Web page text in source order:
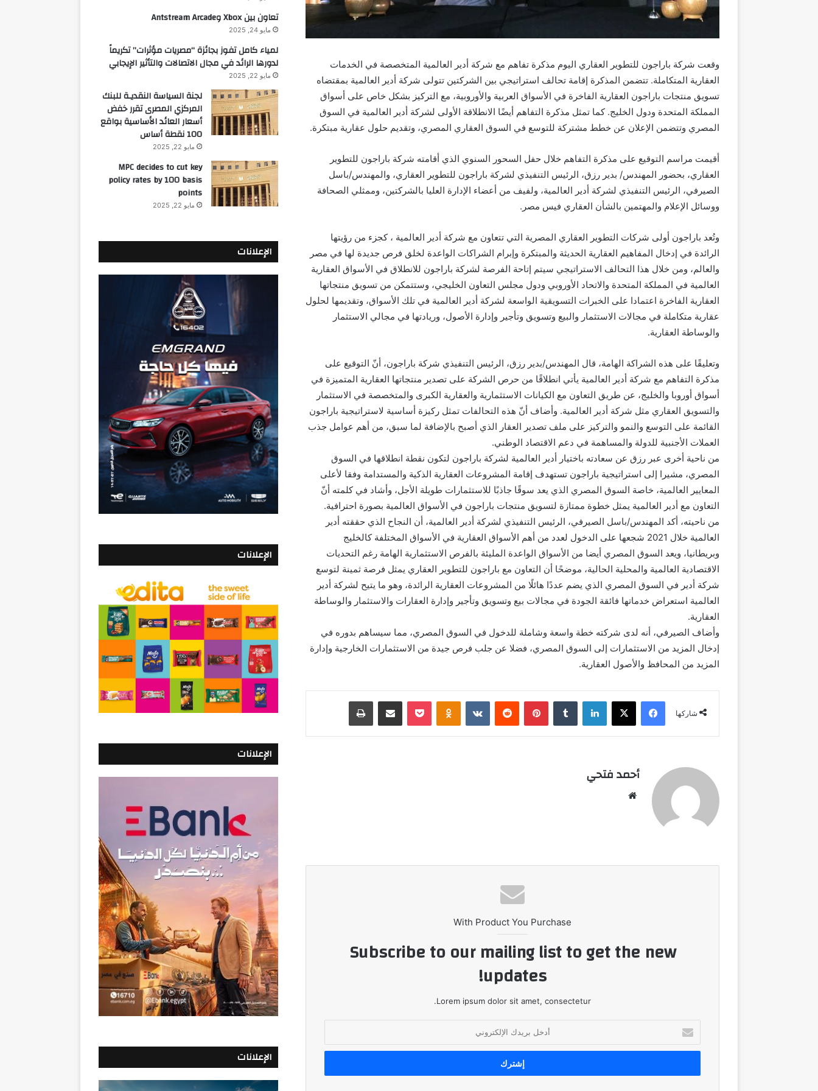
وقعت شركة باراجون للتطوير العقاري اليوم مذكرة تفاهم مع شركة أدير العالمية المتخصصة في الخدمات
العقارية المتكاملة. تتضمن المذكرة إقامة تحالف استراتيجي بين الشركتين تتولى شركة أدير العالمية بمقتضاه
تسويق منتجات باراجون العقارية الفاخرة في الأسواق العربية والأوروبية، مع التركيز بشكل خاص على أسواق
المملكة المتحدة ودول الخليج. كما تمثل مذكرة التفاهم أيضًا الانطلاقة الأولى لشركة أدير العالمية في السوق
المصري وتتضمن الإعلان عن خطط مشتركة للتوسع في السوق العقاري المصري، وتقديم حلول عقارية مبتكرة.
أقيمت مراسم التوقيع على مذكرة التفاهم خلال حفل السحور السنوي الذي أقامته شركة باراجون للتطوير
العقاري، بحضور المهندس/ بدير رزق، الرئيس التنفيذي لشركة باراجون للتطوير العقاري، والمهندس/باسل
الصيرفي، الرئيس التنفيذي لشركة أدير العالمية، ولفيف من أعضاء الإدارة العليا بالشركتين، وممثلي الصحافة
ووسائل الإعلام والمهتمين بالشأن العقاري فيس مصر.
وتُعد باراجون أولى شركات التطوير العقاري المصرية التي تتعاون مع شركة أدير العالمية ، كجزء من رؤيتها
الرائدة في إدخال المفاهيم العقارية الحديثة والمبتكرة وإبرام الشراكات الواعدة لخلق فرص جديدة لها في مصر
والعالم، ومن خلال هذا التحالف الاستراتيجي سيتم إتاحة الفرصة لشركة باراجون للانطلاق في الأسواق العقارية
العالمية في المملكة المتحدة والاتحاد الأوروبي ودول مجلس التعاون الخليجي، وستتمكن من تسويق منتجاتها
العقارية الفاخرة اعتمادا على الخبرات التسويقية الواسعة لشركة أدير العالمية في تلك الأسواق، وتقديمها لحلول
عقارية متكاملة في مجالات الاستثمار والبيع وتسويق وتأجير وإدارة الأصول، وريادتها في مجالي الاستثمار
والوساطة العقارية.
وتعليقًا على هذه الشراكة الهامة، قال المهندس/بدير رزق، الرئيس التنفيذي شركة باراجون، أنّ التوقيع على
مذكرة التفاهم مع شركة أدير العالمية يأتي انطلاقًا من حرص الشركة على تصدير منتجاتها العقارية المتميزة في
أسواق أوروبا والخليج، عن طريق التعاون مع الكيانات الاستثمارية والعقارية الكبرى والمتخصصة في الاستثمار
والتسويق العقاري مثل شركة أدير العالمية. وأضاف أنّ هذه التحالفات تمثل ركيزة أساسية لاستراتيجية باراجون
القائمة على التوسع والنمو والتركيز على ملف تصدير العقار الذي أصبح بالإضافة لما سبق، من أهم عوامل جذب
العملات الأجنبية للدولة والمساهمة في دعم الاقتصاد الوطني.
من ناحية أخرى عبر رزق عن سعادته باختيار أدير العالمية لشركة باراجون لتكون نقطة انطلاقها في السوق
المصري، مشيرا إلى استراتيجية باراجون تستهدف إقامة المشروعات العقارية الذكية والمستدامة وفقا لأعلى
المعايير العالمية، خاصة السوق المصري الذي يعد سوقًا جاذبًا للاستثمارات طويلة الأجل، وأشاد في كلمته أنّ
التعاون مع أدير العالمية يمثل خطوة ممتازة لتسويق منتجات باراجون في الأسواق العالمية بصورة احترافية.
من ناحيته، أكد المهندس/باسل الصيرفي، الرئيس التنفيذي لشركة أدير العالمية، أن النجاح الذي حققته أدير
العالمية خلال 2021 شجعها على الدخول لعدد من أهم الأسواق العقارية في الأسواق المختلفة كالخليج
وبريطانيا، ويعد السوق المصري أيضا من الأسواق الواعدة المليئة بالفرص الاستثمارية الهامة رغم التحديات
الاقتصادية العالمية والمحلية الحالية، موضحًا أن التعاون مع باراجون للتطوير العقاري يمثل فرصة ثمينة لتوسع
شركة أدير في السوق المصري الذي يضم عددًا هائلًا من المشروعات العقارية الرائدة، وهو ما يتيح لشركة أدير
العالمية استعراض خدماتها فائقة الجودة في مجالات بيع وتسويق وتأجير وإدارة العقارات والاستثمار والوساطة
العقارية.
وأضاف الصيرفي، أنه لدى شركته خطة واسعة وشاملة للدخول في السوق المصري، مما سيساهم بدوره في
إدخال المزيد من الاستثمارات إلى السوق المصري، فضلا عن جلب فرص جيدة من الاستثمارات الخارجية وإدارة
المزيد من المحافظ والأصول العقارية.
شاركها
فيسبوك ‫X لينكدإن بينتيريست Odnoklassniki
‫Pocket مشاركة عبر البريد طباعة
أحمد فتحي
With Product You Purchase
Subscribe to our mailing list to get the new
updates!
Lorem ipsum dolor sit amet, consectetur.
بريدك
الإلكتروني
تعاون بين Xbox وAntstream Arcade
مايو 24, 2025
لمياء كامل تفوز بجائزة “مصريات مؤثرات” تكريماً
لدورها الرائد في مجال الاتصالات والتأثير الإيجابي
مايو 22, 2025
لجنة السياسة النقديـة للبنك
المركزي المصرى تقرر خفض
أسعار العائد الأساسية بواقع
100 نقطة أساس
مايو 22, 2025
MPC decides to cut key
policy rates by 100 basis
points
مايو 22, 2025
الإعلانات
الإعلانات
الإعلانات
الإعلانات